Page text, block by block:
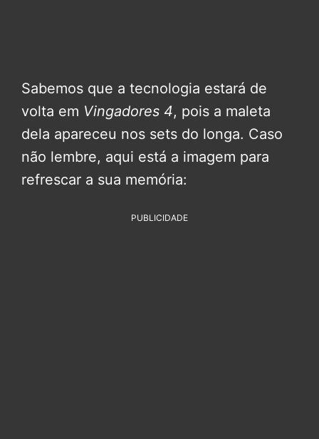
Sabemos que a tecnologia estará de
volta em Vingadores 4, pois a maleta
dela apareceu nos sets do longa. Caso
não lembre, aqui está a imagem para
refrescar a sua memória:
PUBLICIDADE